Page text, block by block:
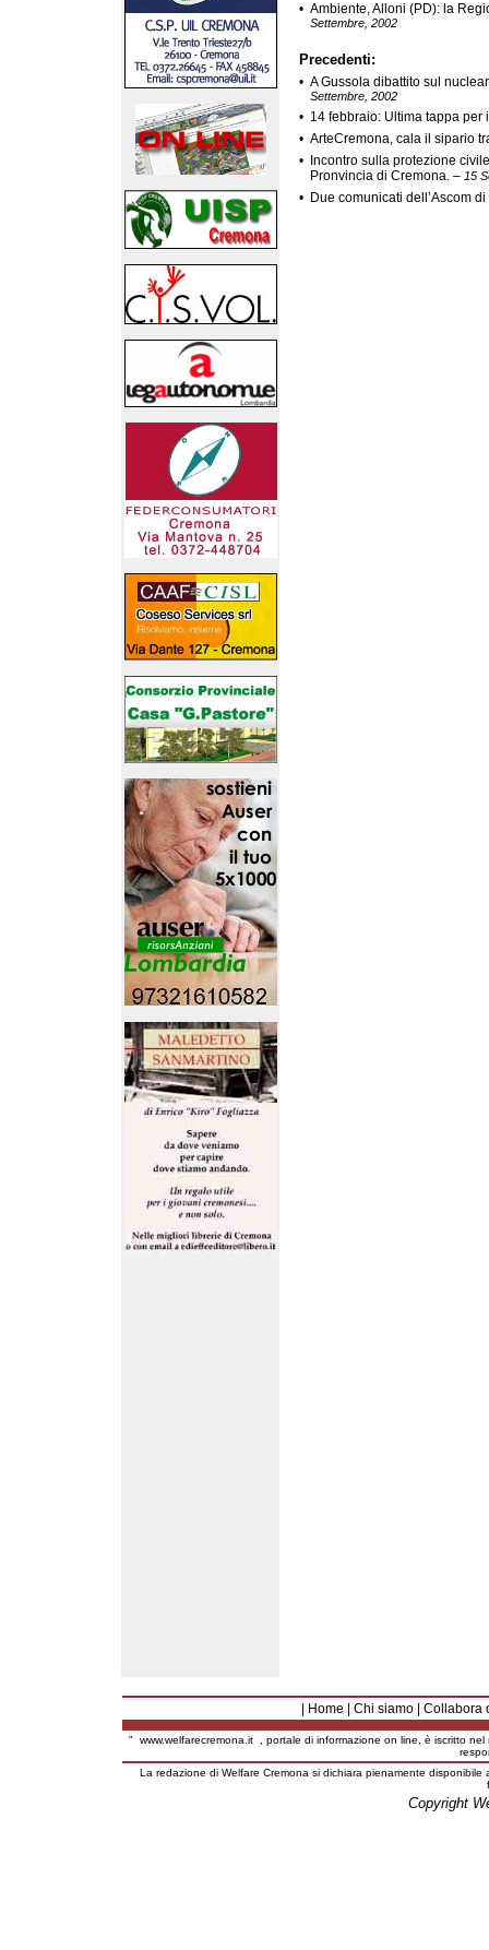
• Ambiente, Alloni (PD): la
Settembre, 2002
Precedenti:
• A Gussola dibattito sul
Settembre, 2002
• 14 febbraio: Ultima tappa per
• ArteCremona, cala il sipario
•
Incontro sulla protezione
Pronvincia di Cremona. – 15
• Due comunicati dell’Ascom
Home Chi siamo Collabora
" www.welfarecremona.it, portale di informazione on line, è iscritto nel
La redazione di Welfare Cremona si dichiara pienamente
Copyright